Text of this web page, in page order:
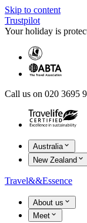
Skip to content
Trustpilot
Your holiday is
Call us on 020 3695
Australia
New Zealand
Travel&&Essence
About us
Meet